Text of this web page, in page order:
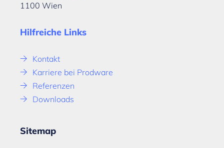
1100 Wien
Hilfreiche Links
Kontakt
Karriere bei Prodware
Referenzen
Downloads
Sitemap